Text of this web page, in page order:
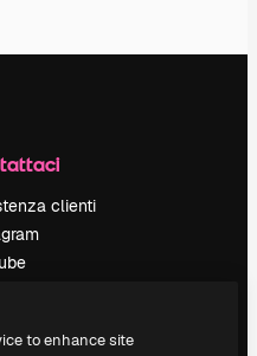
clienti
to enhance site